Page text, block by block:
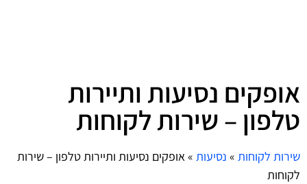
אופקים נסיעות ותיירות
טלפון – שירות לקוחות
שירות לקוחות » נסיעות »אופקים נסיעות ותיירות טלפון – שירות
לקוחות